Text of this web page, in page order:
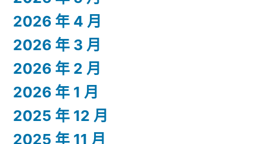
2026 年 4 月
2026 年 3 月
2026 年 2 月
2026 年 1 月
2025 年 12 月
2025 年 11 月